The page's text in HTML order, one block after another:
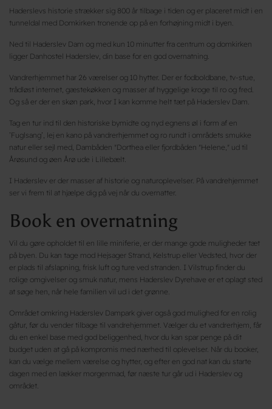
Haderslevs historie strækker sig 800 år tilbage i tiden og er placeret midt i en
tunneldal med Domkirken tronende op på en forhøjning midt i byen.
Ned til Haderslev Dam og med kun 10 minutter fra centrum og domkirken
ligger Danhostel Haderslev, din base for en god overnatning.
Vandrerhjemmet har 26 værelser og 10 hytter. Der er fodboldbane, tv-stue,
trådløst internet, gæstekøkken og masser af hyggelige kroge til ro og fred.
Og så er der en skøn park, hvor I kan komme helt tæt på Haderslev Dam.
Tag en tur ind til den historiske bymidte og nyd egnens øl i form af en
’Fuglsang’, lej en kano på vandrerhjemmet og ro rundt i områdets smukke
natur eller sejl med, Dambåden "Dorthea eller fjordbåden "Helene," ud til
Årøsund og øen Årø ude i Lillebælt.
I Haderslev er der masser af historie og naturoplevelser. På vandrehjemmet
ser vi frem til at hjælpe dig på vej når du overnatter.
Book en overnatning
Vil du gøre opholdet til en lille miniferie, er der mange gode muligheder tæt
på byen. Du kan tage mod Hejsager Strand, Kelstrup eller Vedsted, hvor der
er plads til afslapning, frisk luft og ture ved stranden. I Vilstrup finder du
rolige omgivelser og smuk natur, mens Haderslev Dyrehave er et oplagt sted
at søge hen, når hele familien vil ud i det grønne.
Området omkring Haderslev Dampark giver også god mulighed for en rolig
gåtur, før du vender tilbage til vandrehjemmet. Vælger du et vandrerhjem, får
du en enkel base med god beliggenhed, hvor du kan spar penge på dit
budget uden at gå på kompromis med nærhed til oplevelser. Når du booker,
kan du vælge mellem værelse og hytter, og efter en god nat kan du starte
dagen med en lækker morgenmad, før næste tur går ud i Haderslev og
området.